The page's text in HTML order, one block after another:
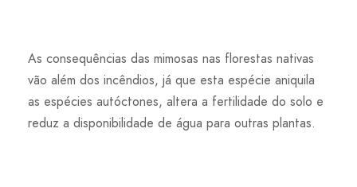
As consequências das mimosas nas florestas nativas
vão além dos incêndios, já que esta espécie aniquila
as espécies autóctones, altera a fertilidade do solo e
reduz a disponibilidade de água para outras plantas.